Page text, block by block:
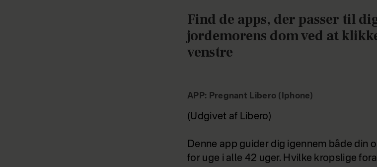
Find de apps, der passer til
jordemorens dom ved at
venstre
APP: Pregnant Libero (Iphone)
(Udgivet af Libero)
Denne app guider dig igennem både din
for uge i alle 42 uger. Hvilke kropslige